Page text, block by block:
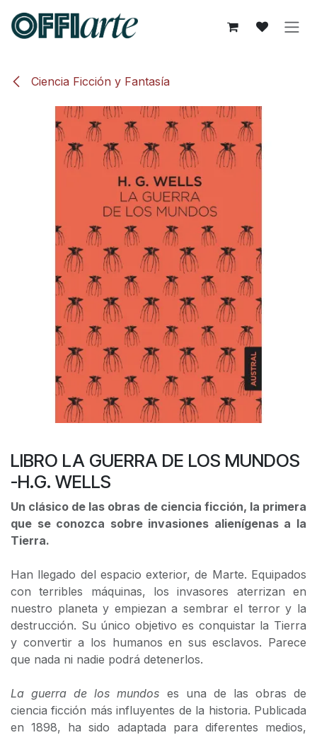
Ciencia Ficción y Fantasía
LIBRO LA GUERRA DE LOS MUNDOS
-H.G. WELLS
Un clásico de las obras de ciencia ficción, la primera
que se conozca sobre invasiones alienígenas a la
Tierra.
Han llegado del espacio exterior, de Marte. Equipados
con terribles máquinas, los invasores aterrizan en
nuestro planeta y empiezan a sembrar el terror y la
destrucción. Su único objetivo es conquistar la Tierra
y convertir a los humanos en sus esclavos. Parece
que nada ni nadie podrá detenerlos.
La guerra de los mundos es una de las obras de
ciencia ficción más influyentes de la historia. Publicada
en 1898, ha sido adaptada para diferentes medios,